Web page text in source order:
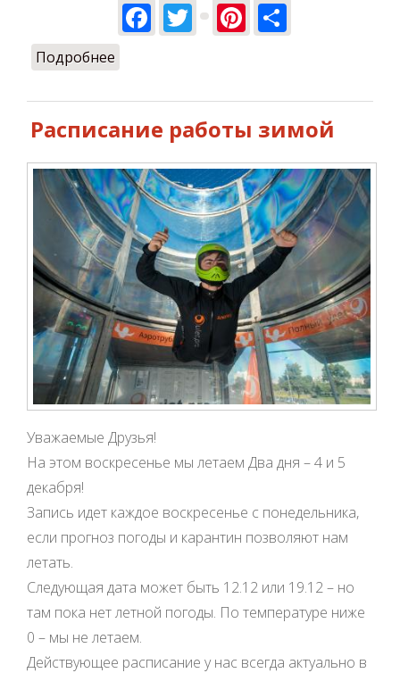
Facebook
TwitterPinterest
Подробнее
Расписание работы зимой
Уважаемые Друзья!
На этом воскресенье мы летаем Два дня – 4 и 5
декабря!
Запись идет каждое воскресенье с понедельника,
если прогноз погоды и карантин позволяют нам
летать.
Следующая дата может быть 12.12 или 19.12 – но
там пока нет летной погоды. По температуре ниже
0 – мы не летаем.
Действующее расписание у нас всегда актуально в